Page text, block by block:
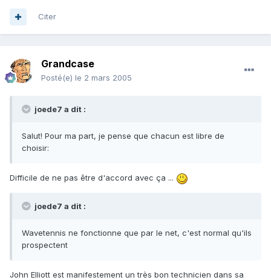
Citer
Grandcase
Posté(e) le 2 mars 2005
joede7 a dit :
Salut! Pour ma part, je pense que chacun est libre de
choisir:
Difficile de ne pas être d'accord avec ça ...
joede7 a dit :
Wavetennis ne fonctionne que par le net, c'est normal qu'ils
prospectent
John Elliott est manifestement un très bon technicien dans sa